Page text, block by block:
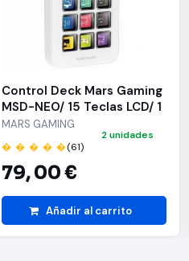
Control Deck Mars Gaming
MSD-NEO/ 15 Teclas LCD/ 1
Rueda/ 2 Botones/ Blanco
MARS GAMING
� � � � �(61)
79,00 €
2 unidades
Añadir al carrito